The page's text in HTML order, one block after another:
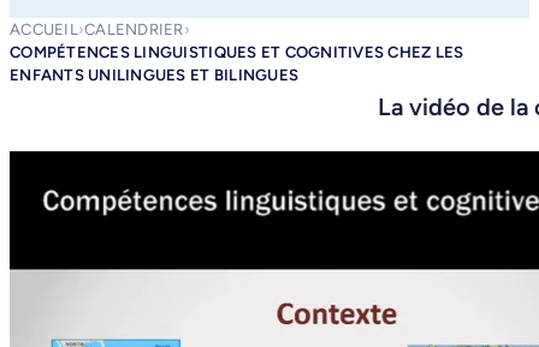
ACCUEIL ›CALENDRIER›
COMPÉTENCES LINGUISTIQUES ET COGNITIVES CHEZ LES
ENFANTS UNILINGUES ET BILINGUES
La vidéo de la